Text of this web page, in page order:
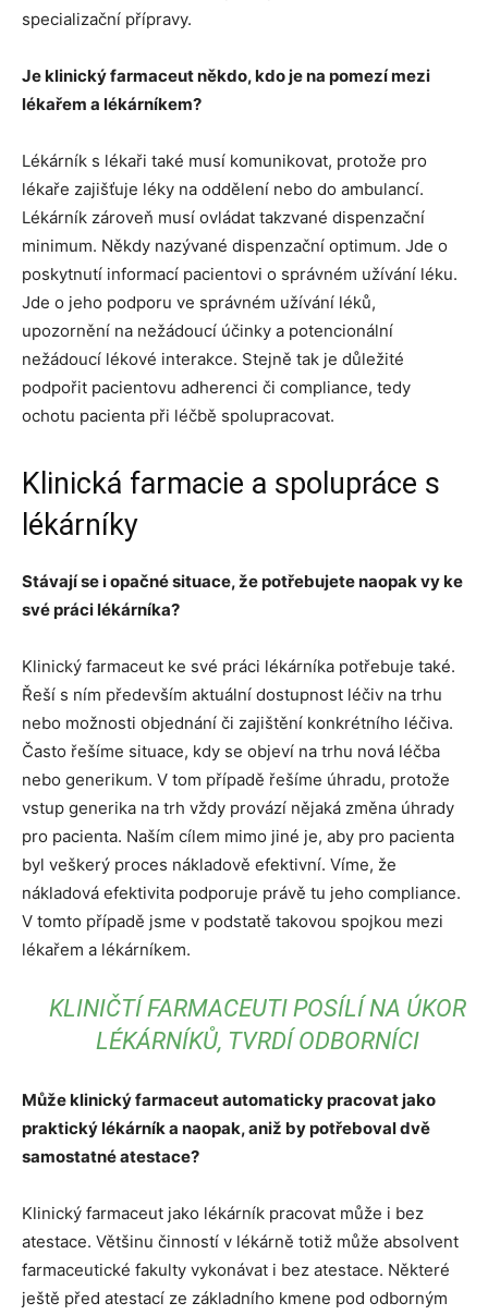
specializační přípravy.
Je klinický farmaceut někdo, kdo je na pomezí mezi
lékařem a lékárníkem?
Lékárník s lékaři také musí komunikovat, protože pro
lékaře zajišťuje léky na oddělení nebo do ambulancí.
Lékárník zároveň musí ovládat takzvané dispenzační
minimum. Někdy nazývané dispenzační optimum. Jde o
poskytnutí informací pacientovi o správném užívání léku.
Jde o jeho podporu ve správném užívání léků,
upozornění na nežádoucí účinky a potencionální
nežádoucí lékové interakce. Stejně tak je důležité
podpořit pacientovu adherenci či compliance, tedy
ochotu pacienta při léčbě spolupracovat.
Klinická farmacie a spolupráce s
lékárníky
Stávají se i opačné situace, že potřebujete naopak vy ke
své práci lékárníka?
Klinický farmaceut ke své práci lékárníka potřebuje také.
Řeší s ním především aktuální dostupnost léčiv na trhu
nebo možnosti objednání či zajištění konkrétního léčiva.
Často řešíme situace, kdy se objeví na trhu nová léčba
nebo generikum. V tom případě řešíme úhradu, protože
vstup generika na trh vždy provází nějaká změna úhrady
pro pacienta. Naším cílem mimo jiné je, aby pro pacienta
byl veškerý proces nákladově efektivní. Víme, že
nákladová efektivita podporuje právě tu jeho compliance.
V tomto případě jsme v podstatě takovou spojkou mezi
lékařem a lékárníkem.
KLINIČTÍ FARMACEUTI POSÍLÍ NA ÚKOR
LÉKÁRNÍKŮ, TVRDÍ ODBORNÍCI
Může klinický farmaceut automaticky pracovat jako
praktický lékárník a naopak, aniž by potřeboval dvě
samostatné atestace?
Klinický farmaceut jako lékárník pracovat může i bez
atestace. Většinu činností v lékárně totiž může absolvent
farmaceutické fakulty vykonávat i bez atestace. Některé
ještě před atestací ze základního kmene pod odborným